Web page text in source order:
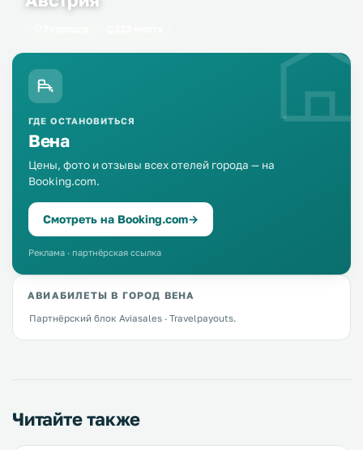
ГДЕ ОСТАНОВИТЬСЯ
Вена
Цены, фото и отзывы всех отелей города — на
Booking.com.
Смотреть на Booking.com→
Реклама · партнёрская ссылка
АВИАБИЛЕТЫ В ГОРОД ВЕНА
Партнёрский блок Aviasales · Travelpayouts.
Читайте также